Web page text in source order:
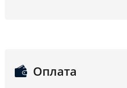
Оплата